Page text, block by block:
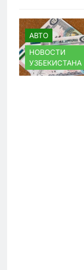
АВТО
НОВОСТИ
УЗБЕКИСТАНА